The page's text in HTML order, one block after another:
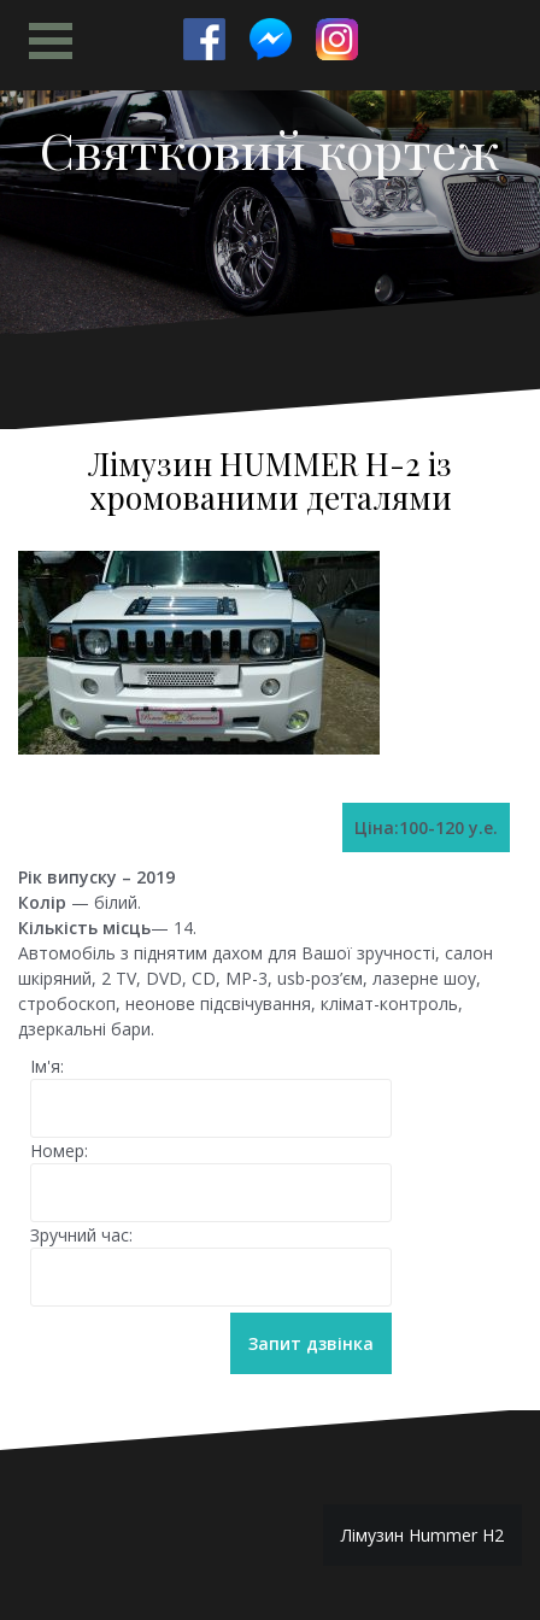
content
Святковий кортеж
Лімузин HUMMER H-2 із
хромованими деталями
Ціна:100-120 у.е.
Рік випуску – 2019
Колір — білий.
Кількість місць— 14.
Автомобіль з піднятим дахом для Вашої зручності, салон
шкіряний, 2 TV, DVD, CD, MP-3, usb-роз’єм, лазерне шоу,
стробоскоп, неонове підсвічування, клімат-контроль,
дзеркальні бари.
Ім'я:
Номер:
Зручний час:
Лімузин Hummer H2